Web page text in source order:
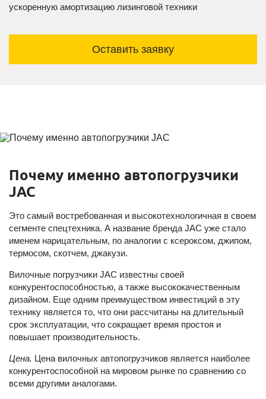
ускоренную амортизацию лизинговой техники
Оставить заявку
Почему именно автопогрузчики
JAC
Это самый востребованная и высокотехнологичная в своем
сегменте спецтехника. А название бренда JAC уже стало
именем нарицательным, по аналогии с ксероксом, джипом,
термосом, скотчем, джакузи.
Вилочные погрузчики JAC известны своей
конкурентоспособностью, а также высококачественным
дизайном. Еще одним преимуществом инвестиций в эту
технику является то, что они рассчитаны на длительный
срок эксплуатации, что сокращает время простоя и
повышает производительность.
Цена. Цена вилочных автопогрузчиков является наиболее
конкурентоспособной на мировом рынке по сравнению со
всеми другими аналогами.